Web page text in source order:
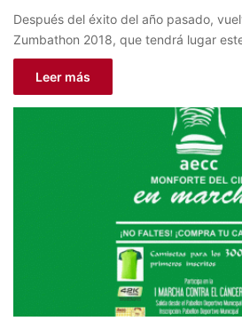
Después del éxito del año pasado,
Zumbathon 2018, que tendrá lugar
Leer más